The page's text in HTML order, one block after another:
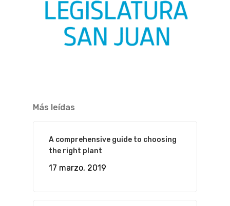
Más leídas
A comprehensive guide to choosing
the right plant
17 marzo, 2019